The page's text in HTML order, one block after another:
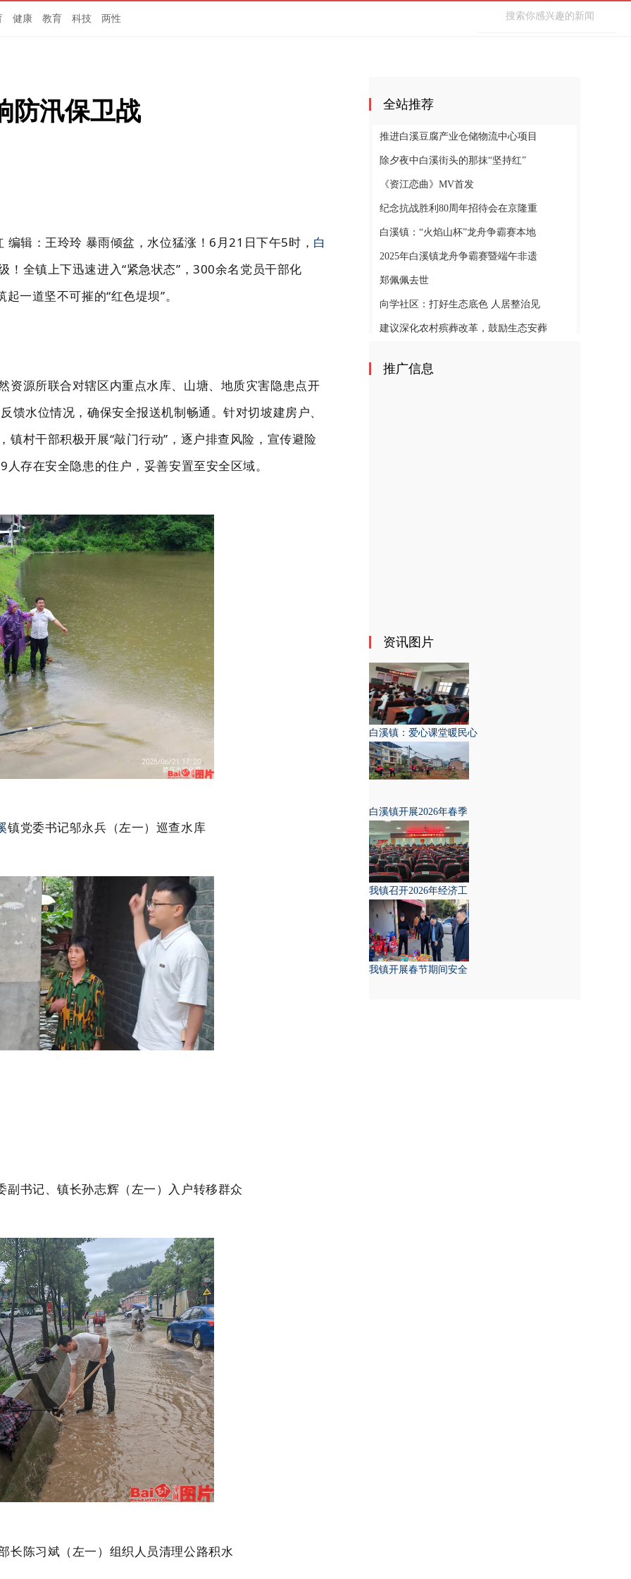
健康 教育 科技 两性
防汛保卫战
编辑：王玲玲 暴雨倾盆，水位猛涨！ 6月21日下午5时， 白
！全镇上下迅速进入“紧急状态”，300余名党员干部化
一道坚不可摧的“红色堤坝”。
资源所联合对辖区内重点水库、山塘、地质灾害隐患点开
馈水位情况，确保安全报送机制畅通。针对切坡建房户、
镇村干部积极开展“敲门行动”，逐户排查风险，宣传避险
人存在安全隐患的住户，妥善安置至安全区域。
镇党委书记邬永兵（左一）巡查水库
副书记、镇长孙志辉（左一）入户转移群众
长陈习斌（左一）组织人员清理公路积水
全站推荐
推进白溪豆腐产业仓储物流中心项目
除夕夜中白溪街头的那抹“坚持红”
《资江恋曲》MV首发
纪念抗战胜利80周年招待会在京隆重
白溪镇：“火焰山杯”龙舟争霸赛本地
2025年白溪镇龙舟争霸赛暨端午非遗
郑佩佩去世
向学社区：打好生态底色 人居整治见
建议深化农村殡葬改革，鼓励生态安葬
推广信息
资讯图片
白溪镇：爱心课堂暖民心
白溪镇开展2026年春季
我镇召开2026年经济工
我镇开展春节期间安全